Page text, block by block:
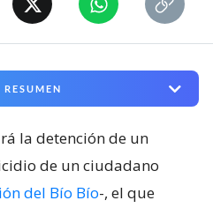
RESUMEN
la detención de un
de un ciudadano
del Bío Bío-, el que